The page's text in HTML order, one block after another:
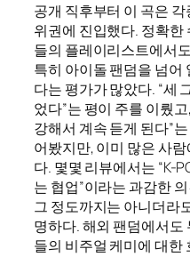
공개 직후부터 이 곡은
위권에 진입했다. 정확한
들의 플레이리스트에서
특히 아이돌 팬덤을 넘어
다는 평가가 많았다. “세
었다”는 평이 주를 이뤘
강해서 계속 듣게 된다”
어봤지만, 이미 많은 사
다. 몇몇 리뷰에서는 “K-
는 협업”이라는 과감한
그 정도까지는 아니더라
명하다. 해외 팬덤에서도
들의 비주얼 케미에 대한